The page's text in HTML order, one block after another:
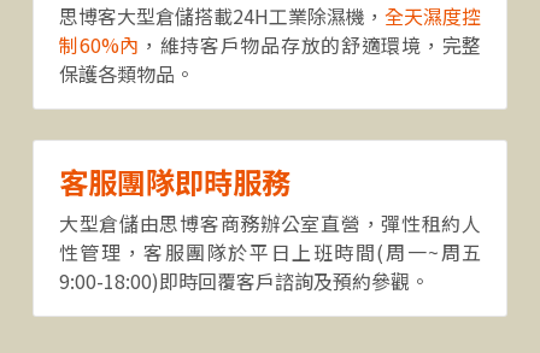
思博客大型倉儲搭載24H工業除濕機，全天濕度控
制60%內 ，維持客戶物品存放的舒適環境，完整
保護各類物品。
客服團隊即時服務
大型倉儲由思博客商務辦公室直營，彈性租約人
性管理 ，客服團隊於平日上班時間(周一~周五
9:00-18:00)即時回覆客戶諮詢及預約參觀。